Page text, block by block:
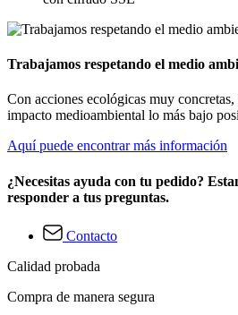
Trabajamos respetando el medio
Con acciones ecológicas muy
impacto medioambiental lo más bajo
Aquí puede encontrar más información
¿Necesitas ayuda con tu pedido?
responder a tus preguntas.
Contacto
Calidad probada
Compra de manera segura